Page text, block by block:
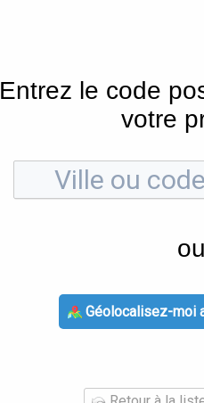
Entrez le code
votre
ou
Géolocalisez-moi